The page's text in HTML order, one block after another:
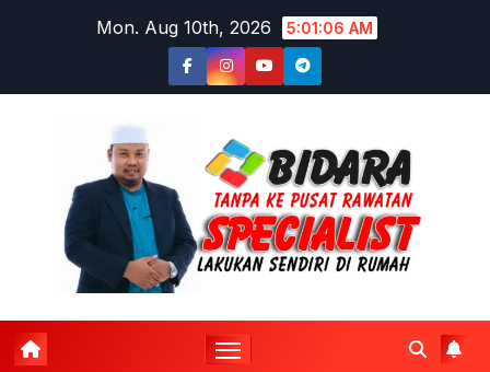
Mon. Aug 10th, 2026 5:01:07 AM